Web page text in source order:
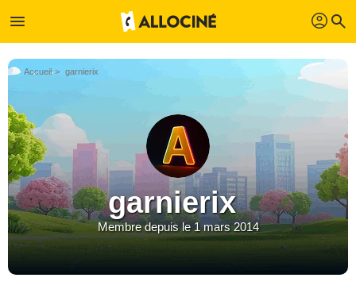
menu profil search
Accueil garnierix
garnierix
Membre depuis le 1 mars 2014